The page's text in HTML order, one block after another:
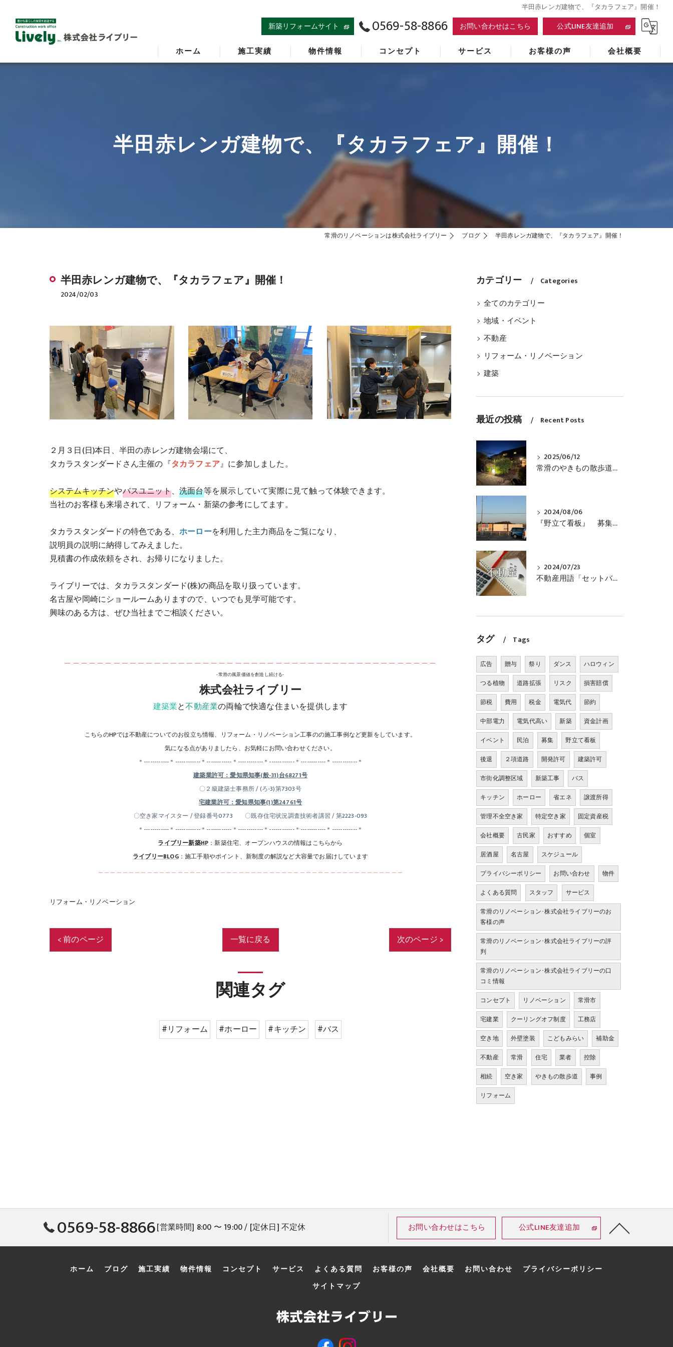
半田赤レンガ建物で、『タカラフェア』開催！
新築リフォームサイト 0569-58-8866 お問い合わせはこちら 公式LINE友達追加
ホーム 施工実績 物件情報 コンセプト サービス お客様の声 会社概要
半田赤レンガ建物で、『タカラフェア』開催！
常滑のリノベーションは株式会社ライブリー ブログ 半田赤レンガ建物で、『タカラフェア』開催！
半田赤レンガ建物で、『タカラフェア』開催！
2024/02/03
２月３日(日)本日、半田の赤レンガ建物会場にて、
タカラスタンダードさん主催の『タカラフェア』に参加しました。
システムキッチンやバスユニット、洗面台等を展示していて実際に見て触って体験できます。
当社のお客様も来場されて、リフォーム・新築の参考にしてます。
タカラスタンダードの特色である、ホーローを利用した主力商品をご覧になり、
説明員の説明に納得してみえました。
見積書の作成依頼をされ、お帰りになりました。
ライブリーでは、タカラスタンダード(株)の商品を取り扱っています。
名古屋や岡崎にショールームありますので、いつでも見学可能です。
興味のある方は、ぜひ当社までご相談ください。
＿＿＿＿＿＿＿＿＿＿＿＿＿＿＿＿＿＿＿＿＿＿＿＿＿＿＿＿＿＿＿＿＿＿＿＿＿＿＿＿＿＿＿＿＿＿
-常滑の風景価値を創造し続ける-
株式会社ライブリー
建築業と不動産業の両輪で快適な住まいを提供します
こちらのHPでは不動産についてのお役立ち情報、リフォーム・リノベーション工事のの施工事例など更新をしています。
気になる点がありましたら、お気軽にお問い合わせください。
＊------------＊------------＊------------＊------------＊------------＊------------＊------------＊
建築業許可：愛知県知事(般-31)台68271号
〇２級建築士事務所 / (ろ-3)第7303号
宅建業許可：愛知県知事(1)第24761号
〇空き家マイスター / 登録番号0773 〇既存住宅状況調査技術者講習 / 第2223-093
＊------------＊------------＊------------＊------------＊------------＊------------＊------------＊
ライブリー新築HP ：新築住宅、オープンハウスの情報はこちらから
ライブリーBLOG：施工手順やポイント、新制度の解説など大容量でお届けしています
リフォーム・リノベーション
< 前のページ 一覧に戻る 次のページ >
関連タグ
#リフォーム #ホーロー #キッチン #バス
カテゴリー Categories
全てのカテゴリー
地域・イベント
不動産
リフォーム・リノベーション
建築
最近の投稿 Recent Posts
2025/06/12
常滑のやきもの散歩道内に、「民泊ＲＯＫＵ」が完成しました
2024/08/06
『野立て看板』 募集しています！
2024/07/23
不動産用語「セットバック」とは？
タグ Tags
広告 贈与 祭り ダンス
ハロウィン
つる植物
道路拡張 リスク
損害賠償
節税
費用 税金 電気代
節約
中部電力
電気代高い 新築
資金計画
イベント
民泊 募集
野立て看板
後退
２項道路 開発許可
建築許可
市街化調整区域
新築工事
バス
キッチン
ホーロー 省エネ
譲渡所得
管理不全空き家
特定空き家
固定資産税
会社概要
古民家 おすすめ
個室
居酒屋
名古屋
スケジュール
プライバシーポリシー
お問い合わせ
物件
よくある質問
スタッフ
サービス
常滑のリノベーション･株式会社ライブリーのお
客様の声
常滑のリノベーション･株式会社ライブリーの評
判
常滑のリノベーション･株式会社ライブリーの口
コミ情報
コンセプト
リノベーション
常滑市
宅建業
クーリングオフ制度
工務店
空き地
外壁塗装 こどもみらい
補助金
不動産
常滑 住宅 業者
控除
相続
空き家 やきもの散歩道
事例
リフォーム
0569-58-8866[営業時間] 8:00 〜 19:00 / [定休日] 不定休 お問い合わせはこちら 公式LINE友達追加
ホーム ブログ 施工実績 物件情報 コンセプト サービス よくある質問 お客様の声 会社概要 お問い合わせ
プライバシーポリシー
サイトマップ